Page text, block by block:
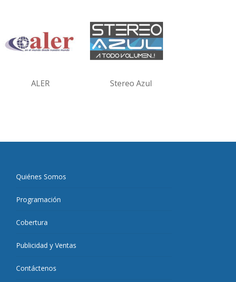
ALER Stereo Azul
Quiénes Somos
Programación
Cobertura
Publicidad y Ventas
Contáctenos